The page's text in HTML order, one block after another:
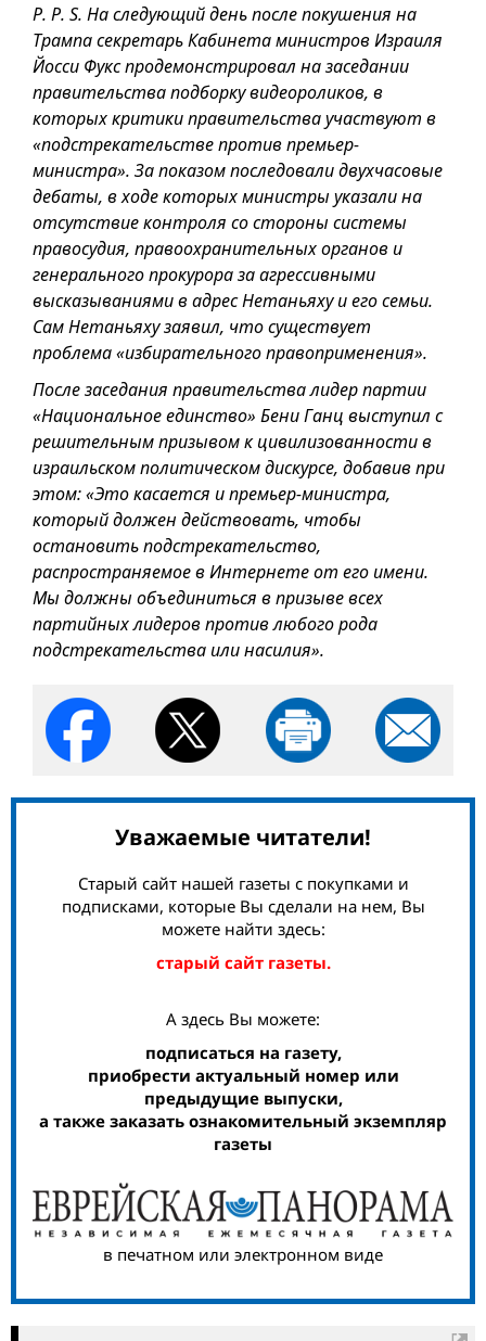
P. P. S. На следующий день после покушения на
Трампа секретарь Кабинета министров Израиля
Йосси Фукс продемонстрировал на заседании
правительства подборку видеороликов, в
которых критики правительства участвуют в
«подстрекательстве против премьер-
министра». За показом последовали двухчасовые
дебаты, в ходе которых министры указали на
отсутствие контроля со стороны системы
правосудия, правоохранительных органов и
генерального прокурора за агрессивными
высказываниями в адрес Нетаньяху и его семьи.
Сам Нетаньяху заявил, что существует
проблема «избирательного правоприменения».
После заседания правительства лидер партии
«Национальное единство» Бени Ганц выступил с
решительным призывом к цивилизованности в
израильском политическом дискурсе, добавив при
этом: «Это касается и премьер-министра,
который должен действовать, чтобы
остановить подстрекательство,
распространяемое в Интернете от его имени.
Мы должны объединиться в призыве всех
партийных лидеров против любого рода
подстрекательства или насилия».
Уважаемые читатели!
Старый сайт нашей газеты с покупками и
подписками, которые Вы сделали на нем, Вы
можете найти здесь:
старый сайт газеты.
А здесь Вы можете:
подписаться на газету,
приобрести актуальный номер или
предыдущие выпуски,
а также заказать ознакомительный экземпляр
газеты
в печатном или электронном виде